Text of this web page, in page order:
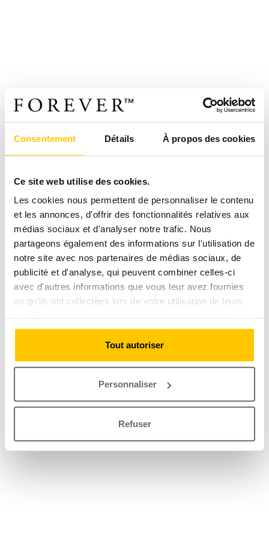
Consentement Détails À propos des cookies
Ce site web utilise des cookies.
Les cookies nous permettent de personnaliser le contenu
et les annonces, d'offrir des fonctionnalités relatives aux
médias sociaux et d'analyser notre trafic. Nous
partageons également des informations sur l'utilisation de
notre site avec nos partenaires de médias sociaux, de
publicité et d'analyse, qui peuvent combiner celles-ci
avec d'autres informations que vous leur avez fournies
ou qu'ils ont collectées lors de votre utilisation de leurs
Tout autoriser
Personnaliser
Refuser